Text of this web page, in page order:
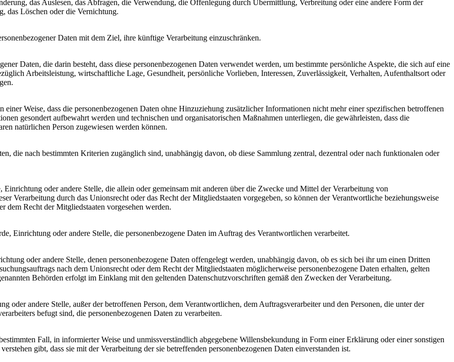
das Auslesen, das Abfragen, die Verwendung, die Offenlegung durch Übermittlung, Verbreitung oder eine andere Form der
das Löschen oder die Vernichtung.
Daten mit dem Ziel, ihre künftige Verarbeitung einzuschränken.
Daten, die darin besteht, dass diese personenbezogenen Daten verwendet werden, um bestimmte persönliche Aspekte, die sich auf eine
Arbeitsleistung, wirtschaftliche Lage, Gesundheit, persönliche Vorlieben, Interessen, Zuverlässigkeit, Verhalten, Aufenthaltsort oder
Weise, dass die personenbezogenen Daten ohne Hinzuziehung zusätzlicher Informationen nicht mehr einer spezifischen betroffenen
gesondert aufbewahrt werden und technischen und organisatorischen Maßnahmen unterliegen, die gewährleisten, dass die
natürlichen Person zugewiesen werden können.
die nach bestimmten Kriterien zugänglich sind, unabhängig davon, ob diese Sammlung zentral, dezentral oder nach funktionalen oder
oder andere Stelle, die allein oder gemeinsam mit anderen über die Zwecke und Mittel der Verarbeitung von
Verarbeitung durch das Unionsrecht oder das Recht der Mitgliedstaaten vorgegeben, so können der Verantwortliche beziehungsweise
dem Recht der Mitgliedstaaten vorgesehen werden.
Einrichtung oder andere Stelle, die personenbezogene Daten im Auftrag des Verantwortlichen verarbeitet.
oder andere Stelle, denen personenbezogene Daten offengelegt werden, unabhängig davon, ob es sich bei ihr um einen Dritten
nach dem Unionsrecht oder dem Recht der Mitgliedstaaten möglicherweise personenbezogene Daten erhalten, gelten
Behörden erfolgt im Einklang mit den geltenden Datenschutzvorschriften gemäß den Zwecken der Verarbeitung.
oder andere Stelle, außer der betroffenen Person, dem Verantwortlichen, dem Auftragsverarbeiter und den Personen, die unter der
befugt sind, die personenbezogenen Daten zu verarbeiten.
Fall, in informierter Weise und unmissverständlich abgegebene Willensbekundung in Form einer Erklärung oder einer sonstigen
gibt, dass sie mit der Verarbeitung der sie betreffenden personenbezogenen Daten einverstanden ist.